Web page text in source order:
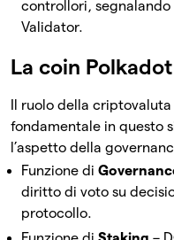
controllori,
Validator.
La coin Polkadot
Il ruolo della
fondamentale in questo
l’aspetto della
Funzione di
diritto di voto su
protocollo.